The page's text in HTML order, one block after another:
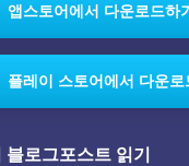
앱스토어에서 다운로드하
플레이 스토어에서 다운로
블로그포스트 읽기